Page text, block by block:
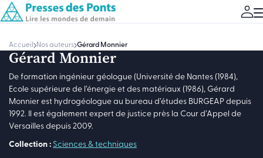
Accueil Nos auteurs Gérard Monnier
Gérard Monnier
De formation ingénieur géologue (Université de Nantes (1984),
Ecole supérieure de l’énergie et des matériaux (1986), Gérard
Monnier est hydrogéologue au bureau d’études BURGEAP depuis
1992. Il est également expert de justice près la Cour d’Appel de
Versailles depuis 2009.
Collection : Sciences & techniques